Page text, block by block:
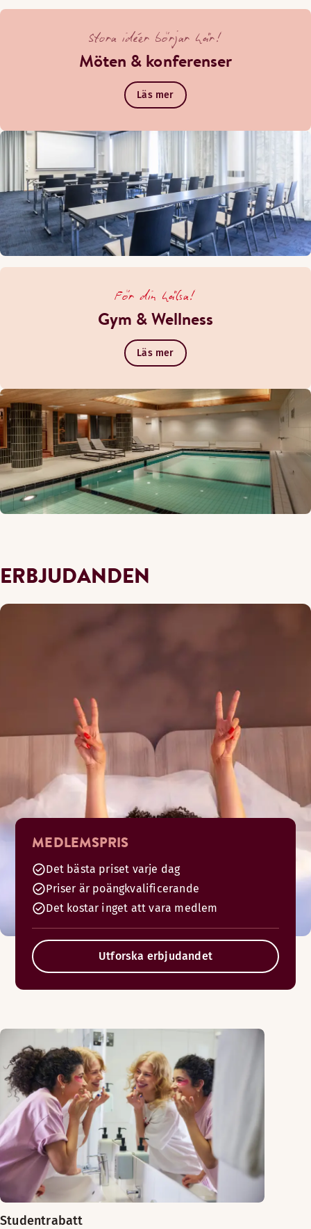
Stora idéer börjar här!
Möten & konferenser
Läs mer
För din hälsa!
Gym & Wellness
Läs mer
ERBJUDANDEN
MEDLEMSPRIS
Det bästa priset varje dag
Priser är poängkvalificerande
Det kostar inget att vara medlem
Utforska erbjudandet
Studentrabatt